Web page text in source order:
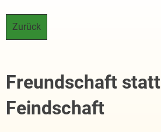
Zurück
Freundschaft statt
Feindschaft